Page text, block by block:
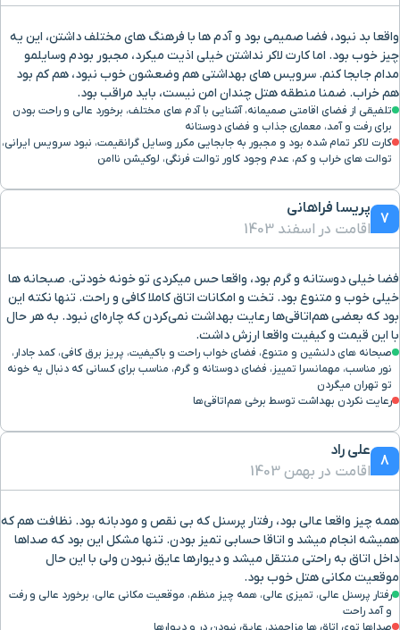
واقعا بد نبود، فضا صمیمی بود و آدم ها با فرهنگ های مختلف داشتن، این یه
چیز خوب بود. اما کارت لاکر نداشتن خیلی اذیت میکرد، مجبور بودم وسایلمو
مدام جابجا کنم. سرویس های بهداشتی هم وضعشون خوب نبود، هم کم بود
هم خراب. ضمنا منطقه هتل چندان امن نیست، باید مراقب بود.
تلفیقی از فضای اقامتی صمیمانه، آشنایی با آدم های مختلف، برخورد عالی و راحت بودن
برای رفت و آمد، معماری جذاب و فضای دوستانه
کارت لاکر تمام شده بود و مجبور به جابجایی مکرر وسایل گرانقیمت، نبود سرویس ایرانی،
توالت های خراب و کم، عدم وجود کاور توالت فرنگی، لوکیشن ناامن
7
پریسا فراهانی
اقامت در اسفند 1403
فضا خیلی دوستانه و گرم بود، واقعا حس میکردی تو خونه خودتی. صبحانه ها
خیلی خوب و متنوع بود. تخت و امکانات اتاق کاملا کافی و راحت. تنها نکته این
بود که بعضی هم‌اتاقی‌ها رعایت بهداشت نمی‌کردن که چاره‌ای نبود. به هر حال
با این قیمت و کیفیت واقعا ارزش داشت.
صبحانه های دلنشین و متنوع، فضای خواب راحت و باکیفیت، پریز برق کافی، کمد جادار،
نور مناسب، مهمانسرا تمییز، فضای دوستانه و گرم، مناسب برای کسانی که دنبال یه خونه
تو تهران میگردن
رعایت نکردن بهداشت توسط برخی هم‌اتاقی‌ها
8
علی راد
اقامت در بهمن 1403
همه چیز واقعا عالی بود، رفتار پرسنل که بی نقص و مودبانه بود. نظافت هم که
همیشه انجام میشد و اتاقا حسابی تمیز بودن. تنها مشکل این بود که صداها
داخل اتاق به راحتی منتقل میشد و دیوارها عایق نبودن ولی با این حال
موقعیت مکانی هتل خوب بود.
رفتار پرسنل عالی، تمیزی عالی، همه چیز منظم، موقعیت مکانی عالی، برخورد عالی و رفت
و آمد راحت